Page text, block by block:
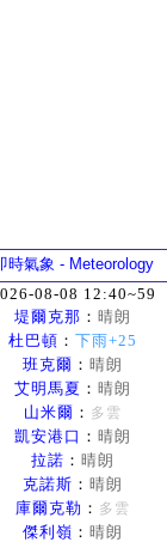
時氣象 - Meteorology
08-08 12:40~59
堤爾克那 ： 晴朗
杜巴頓 ： 下雨+25
班克爾 ： 晴朗
艾明馬夏 ： 晴朗
山米爾 ： 多雲
凱安港口 ： 晴朗
拉諾 ： 晴朗
克諾斯 ： 晴朗
庫爾克勒 ： 多雲
傑利嶺 ： 晴朗